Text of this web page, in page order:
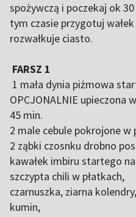
spożywczą i poczekaj ok
tym czasie przygotuj
rozwałkuje ciasto.
FARSZ 1
1 mała dynia piżmowa
OPCJONALNIE upieczona
45 min.
2 male cebule pokrojone w
2 ząbki czosnku drobno
kawałek imbiru startego
szczypta chili w płatkach,
czarnuszka, ziarna kolendry,
kumin,